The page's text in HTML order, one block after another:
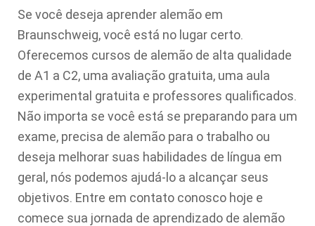
Se você deseja aprender alemão em
Braunschweig, você está no lugar certo.
Oferecemos cursos de alemão de alta qualidade
de A1 a C2, uma avaliação gratuita, uma aula
experimental gratuita e professores qualificados.
Não importa se você está se preparando para um
exame, precisa de alemão para o trabalho ou
deseja melhorar suas habilidades de língua em
geral, nós podemos ajudá-lo a alcançar seus
objetivos. Entre em contato conosco hoje e
comece sua jornada de aprendizado de alemão